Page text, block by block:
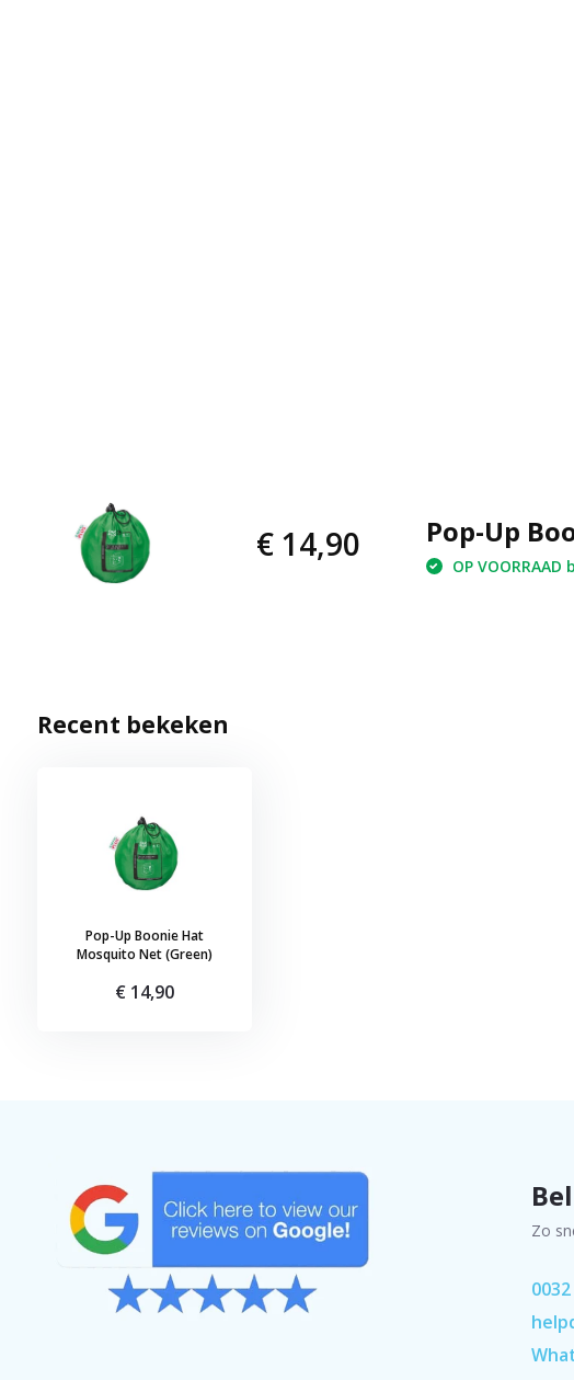
€ 14,90 Pop-Up
OP
Recent bekeken
Pop-Up Boonie Hat
Mosquito Net (Green)
€ 14,90
Zo